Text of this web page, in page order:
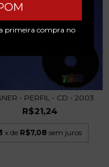
primeira compra no
- PERFIL - CD - 2003
R$21,24
x de R$7,08 sem juros